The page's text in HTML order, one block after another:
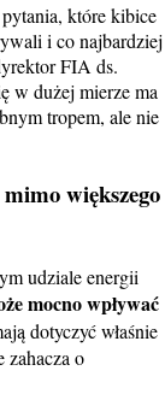
które kibice
i co najbardziej
FIA ds.
w dużej mierze ma
tropem, ale nie
większego
udziale energii
mocno wpływać
dotyczyć właśnie
zahacza o